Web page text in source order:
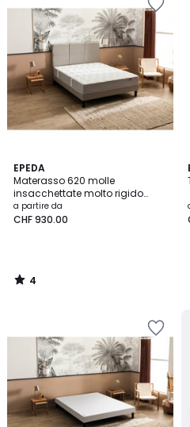
EPEDA
Materasso 620 molle
insacchettate molto rigido
L'ailleurs
a partire da
CHF 930.00
4
/
5
4
/